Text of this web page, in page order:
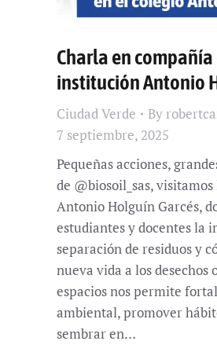
Charla en
institución Antonio
Ciudad Verde By
7 septiembre, 2025
Pequeñas acciones,
de @biosoil_sas,
Antonio Holguín Garcés,
estudiantes y docentes la
separación de residuos y
nueva vida a los desechos
espacios nos permite
ambiental, promover
sembrar en…